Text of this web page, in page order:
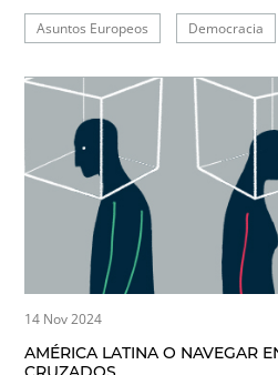
Asuntos Europeos Democracia
14 Nov 2024
AMÉRICA LATINA O NAVEGAR